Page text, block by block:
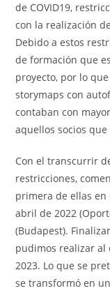
de COVID19,
con la realización
Debido a estos
de formación que
proyecto, por lo
storymaps con
contaban con
aquellos socios
Con el transcurrir
restricciones,
primera de ellas en
abril de 2022
(Budapest).
pudimos realizar al
2023. Lo que se
se transformó en